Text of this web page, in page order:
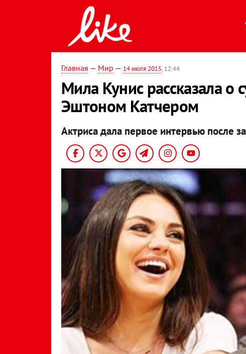
Главная — Мир — 14 июля 2015, 12:44
Мила Кунис рассказала о
Эштоном Катчером
Актриса дала первое интервью после